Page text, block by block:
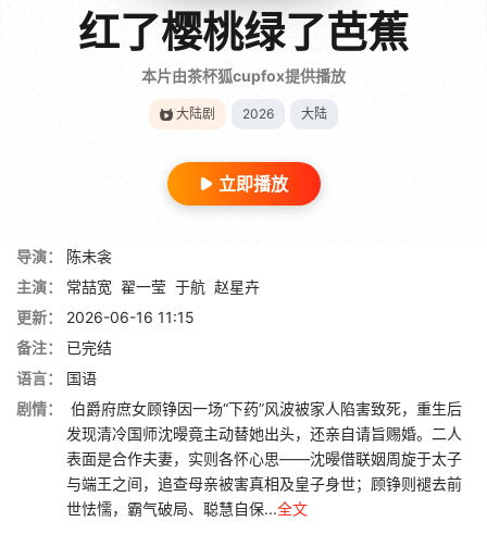
红了樱桃绿了芭蕉
本片由茶杯狐cupfox提供播放
大陆剧 2026 大陆
立即播放
导演：
陈未衾
主演：
常喆宽 翟一莹 于航 赵星卉
更新：
2026-06-16 11:15
备注：
已完结
语言：
国语
剧情：
伯爵府庶女顾铮因一场“下药”风波被家人陷害致死，重生后
发现清冷国师沈暥竟主动替她出头，还亲自请旨赐婚。二人
表面是合作夫妻，实则各怀心思——沈暥借联姻周旋于太子
与端王之间，追查母亲被害真相及皇子身世；顾铮则褪去前
世怯懦，霸气破局、聪慧自保...全文